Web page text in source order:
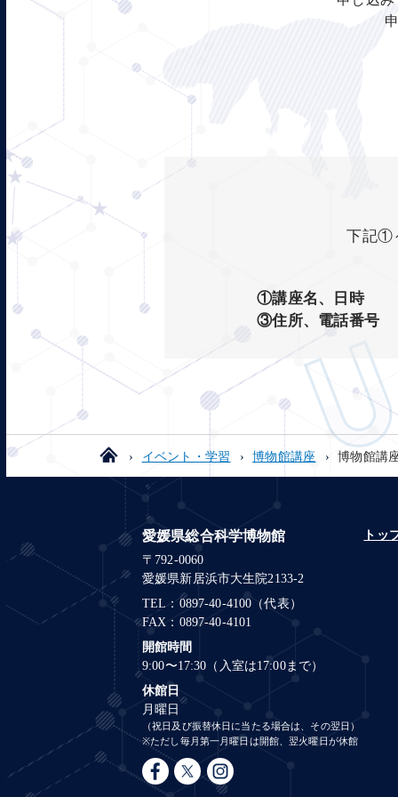
下記①
①講座名、日時
③住所、電話番号
イベント・学習 博物館講座 博物館講
愛媛県総合科学博物館
〒792-0060
愛媛県新居浜市大生院2133-2
TEL：0897-40-4100（代表）
FAX：0897-40-4101
開館時間
9:00〜17:30（入室は17:00まで）
休館日
月曜日
（祝日及び振替休日に当たる場合は、その翌日）
※ただし毎月第一月曜日は開館、翌火曜日が休館
トッ